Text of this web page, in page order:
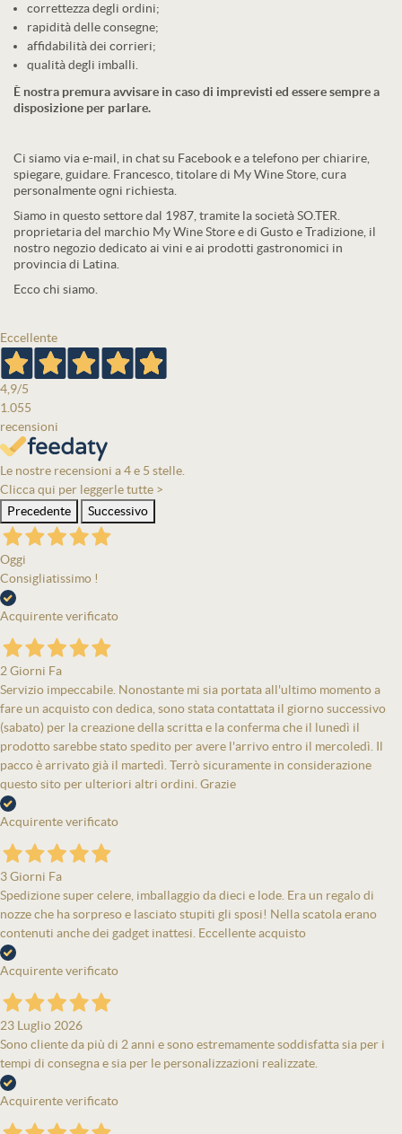
correttezza degli ordini;
rapidità delle consegne;
affidabilità dei corrieri;
qualità degli imballi.
È nostra premura avvisare in caso di imprevisti ed essere sempre a
disposizione per parlare.
Ci siamo via e-mail, in chat su Facebook e a telefono per chiarire,
spiegare, guidare. Francesco, titolare di My Wine Store, cura
personalmente ogni richiesta.
Siamo in questo settore dal 1987, tramite la società SO.TER.
proprietaria del marchio My Wine Store e di Gusto e Tradizione, il
nostro negozio dedicato ai vini e ai prodotti gastronomici in
provincia di Latina.
Ecco chi siamo.
Eccellente
4,9/5
1.055
recensioni
Le nostre recensioni a 4 e 5 stelle.
Clicca qui per leggerle tutte >
Precedente
Successivo
Oggi
Consigliatissimo !
Acquirente verificato
2 Giorni Fa
Servizio impeccabile. Nonostante mi sia portata all'ultimo momento a
fare un acquisto con dedica, sono stata contattata il giorno successivo
(sabato) per la creazione della scritta e la conferma che il lunedì il
prodotto sarebbe stato spedito per avere l'arrivo entro il mercoledì. Il
pacco è arrivato già il martedì. Terrò sicuramente in considerazione
questo sito per ulteriori altri ordini. Grazie
Acquirente verificato
3 Giorni Fa
Spedizione super celere, imballaggio da dieci e lode. Era un regalo di
nozze che ha sorpreso e lasciato stupiti gli sposi! Nella scatola erano
contenuti anche dei gadget inattesi. Eccellente acquisto
Acquirente verificato
23 Luglio 2026
Sono cliente da più di 2 anni e sono estremamente soddisfatta sia per i
tempi di consegna e sia per le personalizzazioni realizzate.
Acquirente verificato